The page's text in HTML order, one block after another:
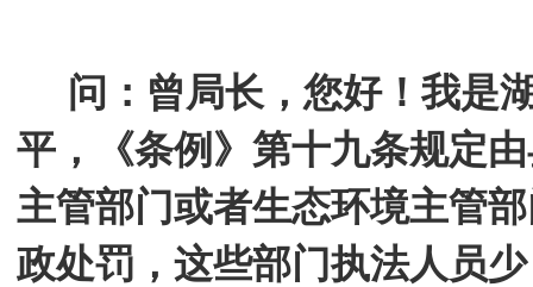
问：曾局长，您好！我是
平，《条例》第十九条规定
主管部门或者生态环境主管
政处罚，这些部门执法人员